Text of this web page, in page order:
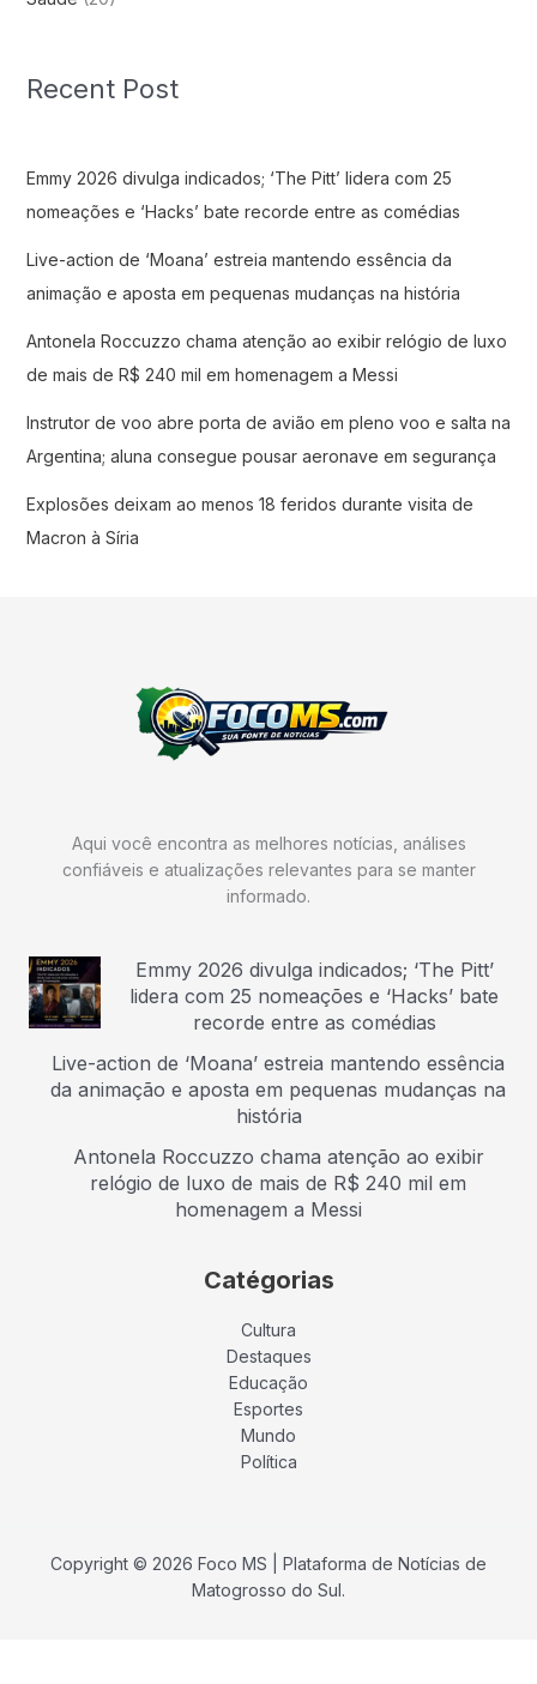
Recent Post
Emmy 2026 divulga indicados; ‘The Pitt’ lidera com 25
nomeações e ‘Hacks’ bate recorde entre as comédias
Live-action de ‘Moana’ estreia mantendo essência da
animação e aposta em pequenas mudanças na história
Antonela Roccuzzo chama atenção ao exibir relógio de luxo
de mais de R$ 240 mil em homenagem a Messi
Instrutor de voo abre porta de avião em pleno voo e salta na
Argentina; aluna consegue pousar aeronave em segurança
Explosões deixam ao menos 18 feridos durante visita de
Macron à Síria
Aqui você encontra as melhores notícias, análises
confiáveis e atualizações relevantes para se manter
informado.
Emmy 2026 divulga indicados; ‘The Pitt’
lidera com 25 nomeações e ‘Hacks’ bate
recorde entre as comédias
Live-action de ‘Moana’ estreia mantendo essência
da animação e aposta em pequenas mudanças na
história
Antonela Roccuzzo chama atenção ao exibir
relógio de luxo de mais de R$ 240 mil em
homenagem a Messi
Catégorias
Cultura
Destaques
Educação
Esportes
Mundo
Política
Copyright © 2026 Foco MS | Plataforma de Notícias de
Matogrosso do Sul.